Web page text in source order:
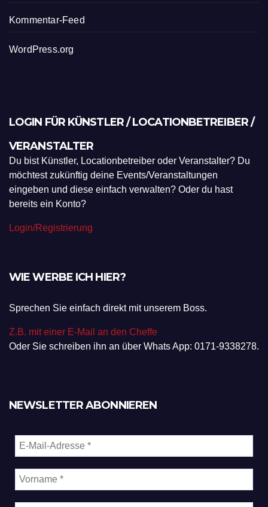
Kommentar-Feed
WordPress.org
LOGIN FÜR KÜNSTLER / LOCATIONBETREIBER /
VERANSTALTER
Du bist Künstler, Locationbetreiber oder Veranstalter? Du
möchtest zukünftig deine Events/Veranstaltungen
eingeben und diese einfach verwalten? Oder du hast
bereits ein Konto?
Login/Registrierung
WIE WERBE ICH HIER?
Sprechen Sie einfach direkt mit unserem Boss.
Z.B. mit einer E-Mail an den Cheffe
Oder Sie schreiben ihn an über Whats App: 0171-9338278.
NEWSLETTER ABONNIEREN